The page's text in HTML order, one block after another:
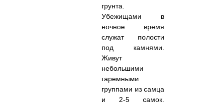
грунта.
Убежищами в
ночное время
служат полости
под камнями.
Живут
небольшими
гаремными
группами из самца
и 2-5 самок.